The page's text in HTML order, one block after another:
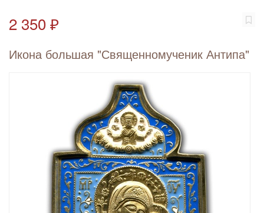
2 350 ₽
Икона большая "Священномученик Антипа"